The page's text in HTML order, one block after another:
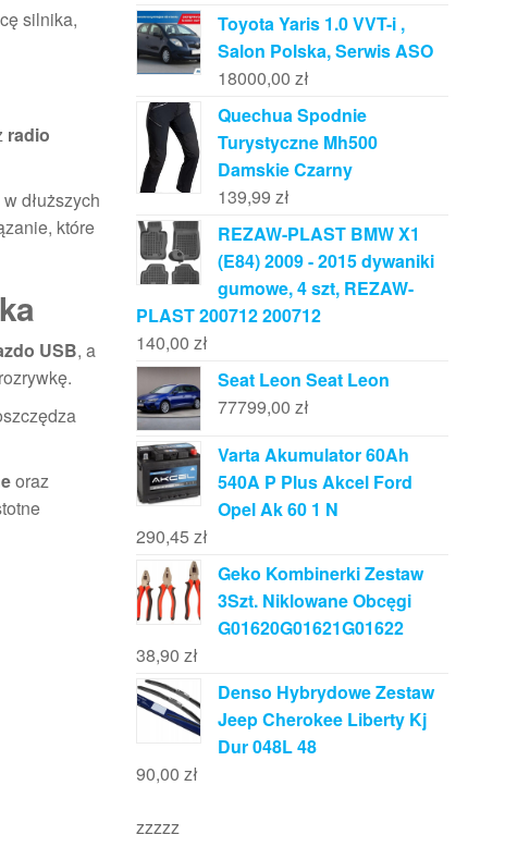
silnika,
radio
dłuższych
które
USB, a
oraz
Toyota Yaris 1.0 VVT-i ,
Salon Polska, Serwis ASO
18000,00 zł
Quechua Spodnie
Turystyczne Mh500
Damskie Czarny
139,99 zł
REZAW-PLAST BMW X1
(E84) 2009 - 2015 dywaniki
gumowe, 4 szt, REZAW-
PLAST 200712 200712
140,00 zł
Seat Leon Seat Leon
77799,00 zł
Varta Akumulator 60Ah
540A P Plus Akcel Ford
Opel Ak 60 1 N
290,45 zł
Geko Kombinerki Zestaw
3Szt. Niklowane Obcęgi
G01620G01621G01622
38,90 zł
Denso Hybrydowe Zestaw
Jeep Cherokee Liberty Kj
Dur 048L 48
90,00 zł
zzzzz